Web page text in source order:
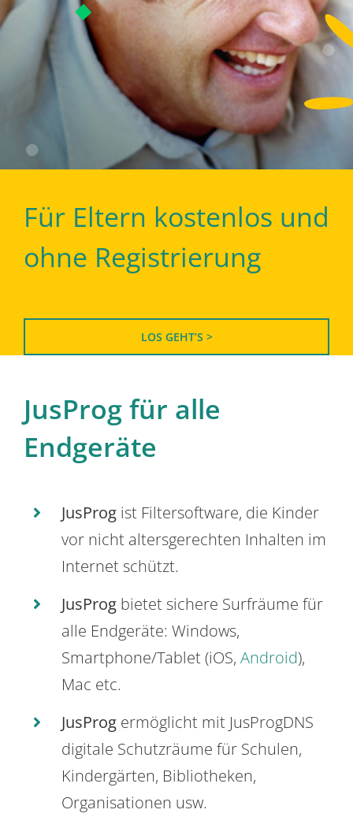
Für Eltern kostenlos und
ohne Registrierung
LOS GEHT’S >
JusProg für alle
Endgeräte
JusProg ist Filtersoftware, die Kinder
vor nicht altersgerechten Inhalten im
Internet schützt.
JusProg bietet sichere Surfräume für
alle Endgeräte: Windows,
Smartphone/Tablet (iOS, Android),
Mac etc.
JusProg ermöglicht mit JusProgDNS
digitale Schutzräume für Schulen,
Kindergärten, Bibliotheken,
Organisationen usw.